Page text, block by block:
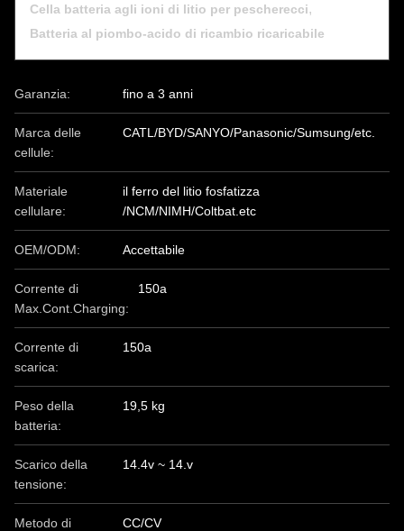
Cella batteria agli ioni di litio per pescherecci,
Batteria al piombo-acido di ricambio ricaricabile
Garanzia: fino a 3 anni
Marca delle
cellule:
CATL/BYD/SANYO/Panasonic/Sumsung/etc.
Materiale
cellulare:
il ferro del litio fosfatizza
/NCM/NIMH/Coltbat.etc
OEM/ODM: Accettabile
Corrente di
Max.Cont.Charging:
150a
Corrente di
scarica:
150a
Peso della
batteria:
19,5 kg
Scarico della
tensione:
14.4v ~ 14.v
Metodo di
CC/CV